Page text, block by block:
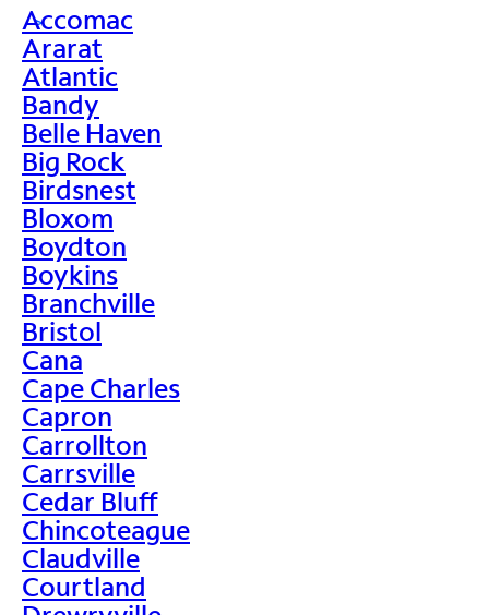
>
Accomac
Ararat
Atlantic
Bandy
Belle Haven
Big Rock
Birdsnest
Bloxom
Boydton
Boykins
Branchville
Bristol
Cana
Cape Charles
Capron
Carrollton
Carrsville
Cedar Bluff
Chincoteague
Claudville
Courtland